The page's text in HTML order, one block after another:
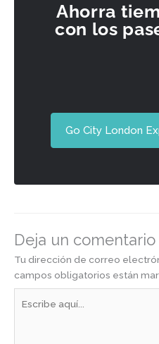
Ahorra
con los
Go City London
Deja un comentario
Tu dirección de correo
campos obligatorios están
aquí...